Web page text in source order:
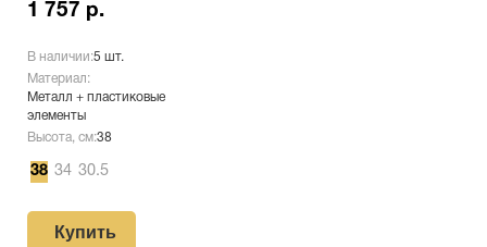
1 757 р.
В наличии:5 шт.
Материал:
Металл + пластиковые
элементы
Высота, см:38
38 34 30.5
Купить